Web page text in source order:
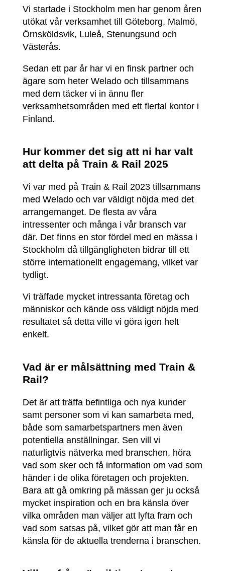
Vi startade i Stockholm men har genom åren
utökat vår verksamhet till Göteborg, Malmö,
Örnsköldsvik, Luleå, Stenungsund och
Västerås.
Sedan ett par år har vi en finsk partner och
ägare som heter Welado och tillsammans
med dem täcker vi in ännu fler
verksamhetsområden med ett flertal kontor i
Finland.
Hur kommer det sig att ni har valt
att delta på Train & Rail 2025
Vi var med på Train & Rail 2023 tillsammans
med Welado och var väldigt nöjda med det
arrangemanget. De flesta av våra
intressenter och många i vår bransch var
där. Det finns en stor fördel med en mässa i
Stockholm då tillgängligheten bidrar till ett
större internationellt engagemang, vilket var
tydligt.
Vi träffade mycket intressanta företag och
människor och kände oss väldigt nöjda med
resultatet så detta ville vi göra igen helt
enkelt.
Vad är er målsättning med Train &
Rail?
Det är att träffa befintliga och nya kunder
samt personer som vi kan samarbeta med,
både som samarbetspartners men även
potentiella anställningar. Sen vill vi
naturligtvis nätverka med branschen, höra
vad som sker och få information om vad som
händer i de olika företagen och projekten.
Bara att gå omkring på mässan ger ju också
mycket inspiration och en bra känsla över
vilka områden man väljer att lyfta fram och
vad som satsas på, vilket gör att man får en
känsla för de aktuella trenderna i branschen.